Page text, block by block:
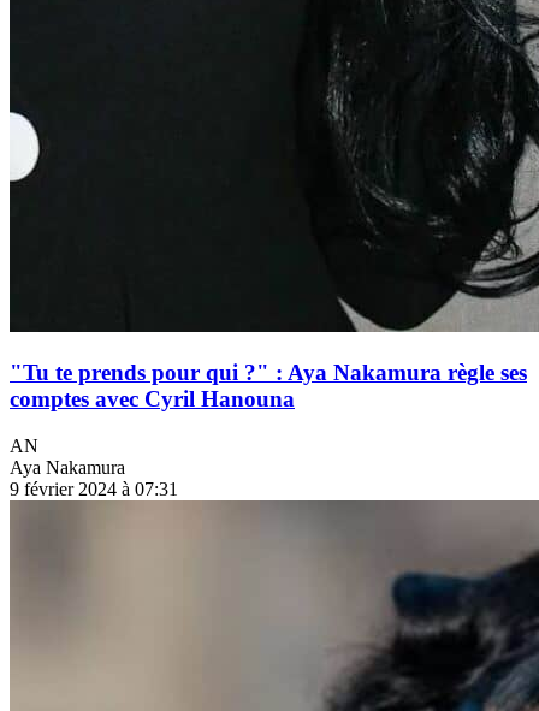
"Tu te prends pour qui ?" : Aya Nakamura règle ses
comptes avec Cyril Hanouna
AN
Aya Nakamura
9 février 2024 à 07:31